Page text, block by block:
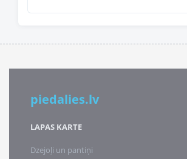
piedalies.lv
LAPAS KARTE
Dzejoļi un pantiņi